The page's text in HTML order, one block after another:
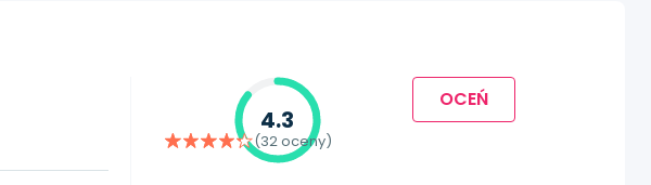
4.3
(32 oceny)
OCEŃ